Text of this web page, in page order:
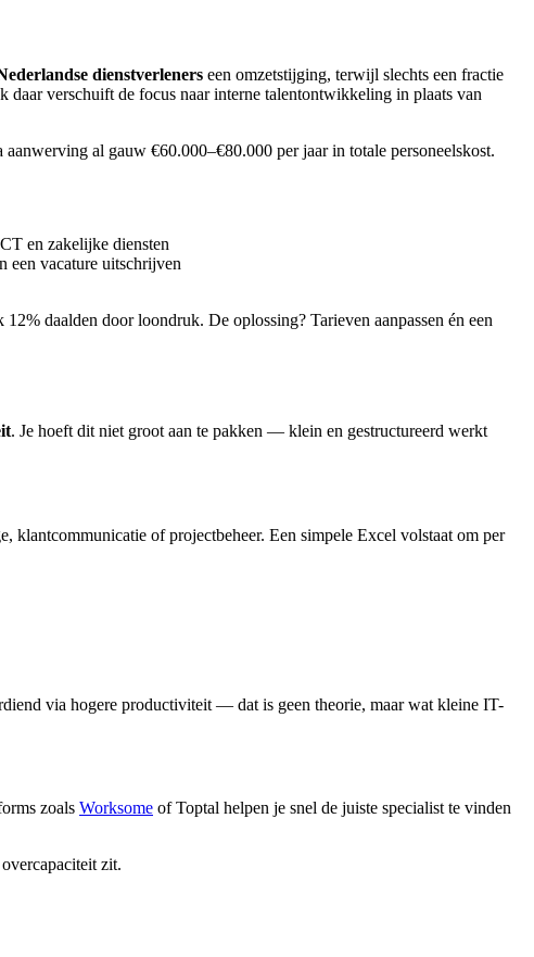
dienstverleners een omzetstijging, terwijl slechts een fractie
verschuift de focus naar interne talentontwikkeling in plaats van
al gauw €60.000–€80.000 per jaar in totale personeelskost.
en zakelijke diensten
een vacature uitschrijven
daalden door loondruk. De oplossing? Tarieven aanpassen én een
. Je hoeft dit niet groot aan te pakken — klein en gestructureerd werkt
klantcommunicatie of projectbeheer. Een simpele Excel volstaat om per
via hogere productiviteit — dat is geen theorie, maar wat kleine IT-
zoals Worksome of Toptal helpen je snel de juiste specialist te vinden
zit.